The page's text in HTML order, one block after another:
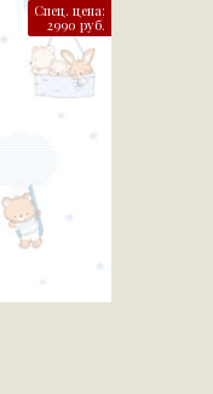
Спец. цена:
2990 руб.